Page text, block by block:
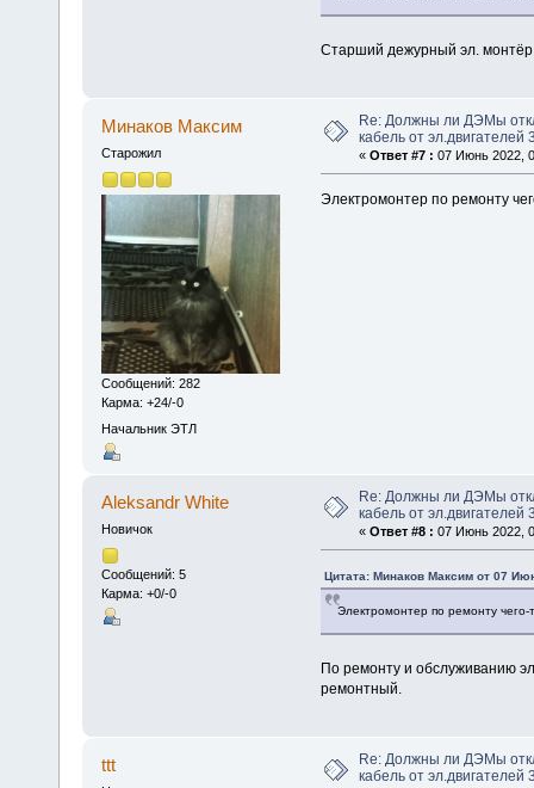
Старший дежурный эл. монтёр
Минаков Максим
Старожил
Сообщений: 282
Карма: +24/-0
Начальник ЭТЛ
Re: Должны ли ДЭМы
кабель от эл.двигателей
« Ответ #7 : 07 Июнь 2022,
Электромонтер по ремонту
Aleksandr White
Новичок
Сообщений: 5
Карма: +0/-0
Re: Должны ли ДЭМы
кабель от эл.двигателей
« Ответ #8 : 07 Июнь 2022,
Цитата: Минаков Максим от 07
Электромонтер по ремонту
По ремонту и обслуживанию
ремонтный.
ttt
Re: Должны ли ДЭМы
кабель от эл.двигателей